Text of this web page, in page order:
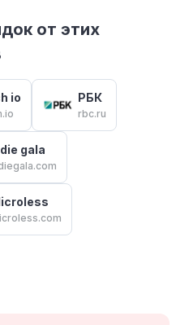
от этих
io РБК
rbc.ru
gala